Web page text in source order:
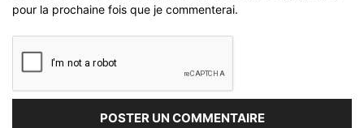
pour la prochaine fois que je commenterai.